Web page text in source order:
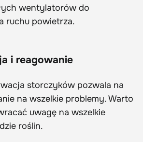
wentylatorów do
ruchu powietrza.
i reagowanie
storczyków pozwala na
na wszelkie problemy. Warto
uwagę na wszelkie
roślin.